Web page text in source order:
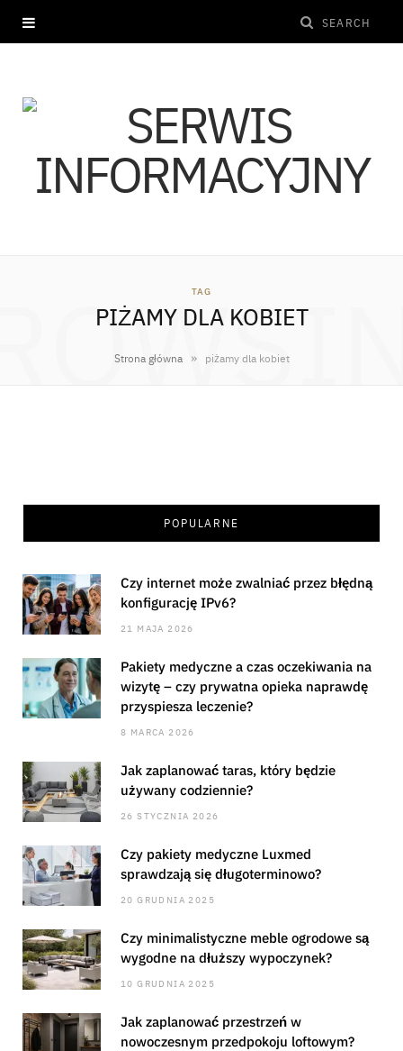
TAG
PIŻAMY DLA KOBIET
Strona główna » piżamy dla kobiet
POPULARNE
Czy internet może zwalniać przez błędną
konfigurację IPv6?
21 MAJA 2026
Pakiety medyczne a czas oczekiwania na
wizytę – czy prywatna opieka naprawdę
przyspiesza leczenie?
8 MARCA 2026
Jak zaplanować taras, który będzie
używany codziennie?
26 STYCZNIA 2026
Czy pakiety medyczne Luxmed
sprawdzają się długoterminowo?
20 GRUDNIA 2025
Czy minimalistyczne meble ogrodowe są
wygodne na dłuższy wypoczynek?
10 GRUDNIA 2025
Jak zaplanować przestrzeń w
nowoczesnym przedpokoju loftowym?